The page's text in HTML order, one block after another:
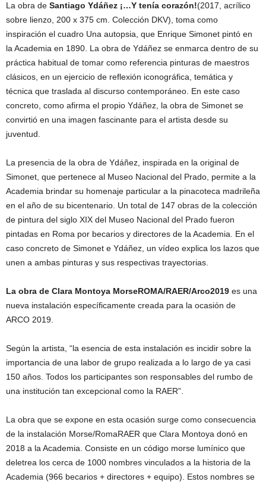
La obra de Santiago Ydáñez ¡…Y tenía corazón!(2017, acrílico
sobre lienzo, 200 x 375 cm. Colección DKV), toma como
inspiración el cuadro Una autopsia, que Enrique Simonet pintó en
la Academia en 1890. La obra de Ydáñez se enmarca dentro de su
práctica habitual de tomar como referencia pinturas de maestros
clásicos, en un ejercicio de reflexión iconográfica, temática y
técnica que traslada al discurso contemporáneo. En este caso
concreto, como afirma el propio Ydáñez, la obra de Simonet se
convirtió en una imagen fascinante para el artista desde su
juventud.
La presencia de la obra de Ydáñez, inspirada en la original de
Simonet, que pertenece al Museo Nacional del Prado, permite a la
Academia brindar su homenaje particular a la pinacoteca madrileña
en el año de su bicentenario. Un total de 147 obras de la colección
de pintura del siglo XIX del Museo Nacional del Prado fueron
pintadas en Roma por becarios y directores de la Academia. En el
caso concreto de Simonet e Ydáñez, un vídeo explica los lazos que
unen a ambas pinturas y sus respectivas trayectorias.
La obra de Clara Montoya MorseROMA/RAER/Arco2019 es una
nueva instalación específicamente creada para la ocasión de
ARCO 2019.
Según la artista, “la esencia de esta instalación es incidir sobre la
importancia de una labor de grupo realizada a lo largo de ya casi
150 años. Todos los participantes son responsables del rumbo de
una institución tan excepcional como la RAER”.
La obra que se expone en esta ocasión surge como consecuencia
de la instalación Morse/RomaRAER que Clara Montoya donó en
2018 a la Academia. Consiste en un código morse lumínico que
deletrea los cerca de 1000 nombres vinculados a la historia de la
Academia (966 becarios + directores + equipo). Estos nombres se